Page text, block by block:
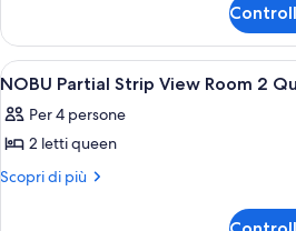
King,
Non-
Smoking,
Mobility
Tub
Deluxe
King,
Non-
Mobility
Tub
Apri
tutte
le
foto
per
4
NOBU Partial Strip View Room 2
Per 4 persone
2 letti queen
Scopri di più
Altri